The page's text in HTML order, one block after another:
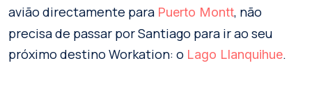
avião directamente para Puerto Montt, não
precisa de passar por Santiago para ir ao seu
próximo destino Workation: o Lago Llanquihue.